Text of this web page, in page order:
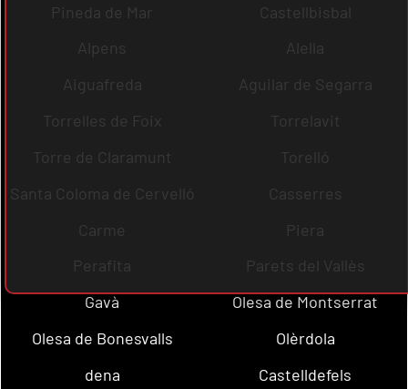
Pineda de Mar
Castellbisbal
Alpens
Alella
Aiguafreda
Aguilar de Segarra
Torrelles de Foix
Torrelavit
Torre de Claramunt
Torelló
Santa Coloma de Cervelló
Casserres
Carme
Piera
Perafita
Parets del Vallès
Gavà
Olesa de Montserrat
Olesa de Bonesvalls
Olèrdola
dena
Castelldefels